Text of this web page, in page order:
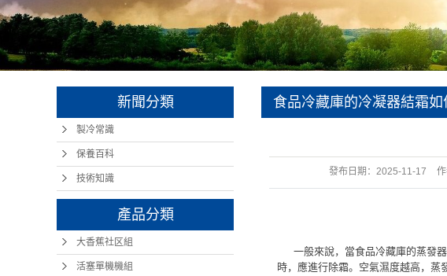
香蕉视频APP下载地址
機組
香蕉视频APP下载地址
冷水機組
渦旋全封機組
新聞分類
製冷常識
保養百科
技術知識
產品分類
大香蕉社区組
活塞單機機組
食品冷藏庫的冷凝器結霜如
發布日期： 2025-11-17 作
一般來說，當食品冷藏庫的蒸發器
時，應進行除霜。空氣濕度越高，